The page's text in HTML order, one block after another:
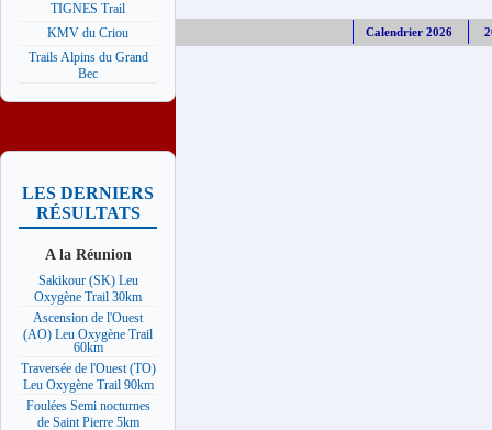
TIGNES Trail
KMV du Criou
Trails Alpins du Grand
Bec
LES DERNIERS
RÉSULTATS
A la Réunion
Sakikour (SK) Leu
Oxygène Trail 30km
Ascension de l'Ouest
(AO) Leu Oxygène Trail
60km
Traversée de l'Ouest (TO)
Leu Oxygène Trail 90km
Foulées Semi nocturnes
de Saint Pierre 5km
Calendrier 2026